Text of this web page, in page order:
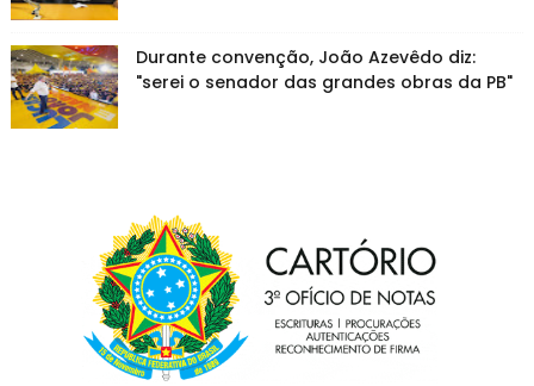
Durante convenção, João Azevêdo diz:
"serei o senador das grandes obras da PB"